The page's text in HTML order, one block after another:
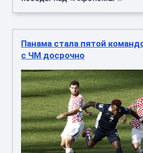
Панама стала пятой
с ЧМ досрочно